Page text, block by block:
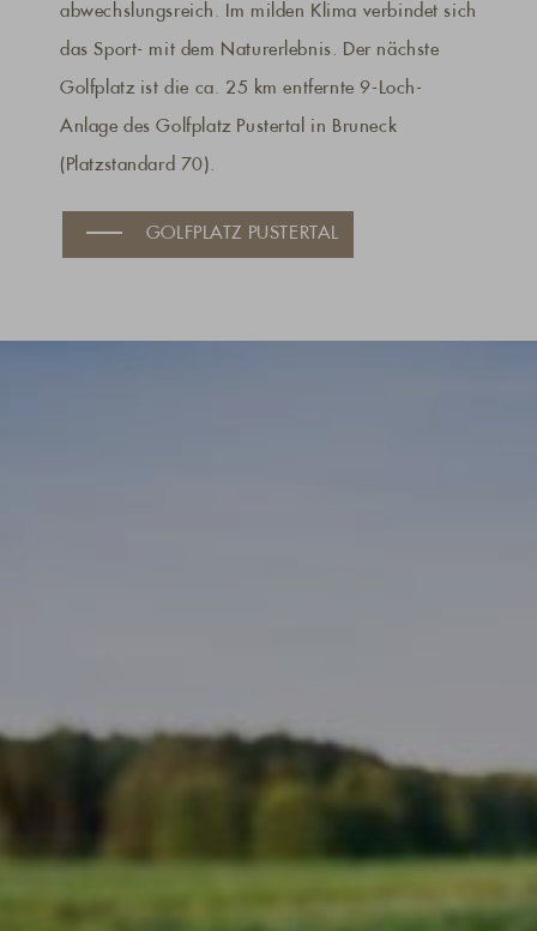
abwechslungsreich. Im milden Klima verbindet sich
das Sport- mit dem Naturerlebnis. Der nächste
Golfplatz ist die ca. 25 km entfernte 9-Loch-
Anlage des Golfplatz Pustertal in Bruneck
(Platzstandard 70).
GOLFPLATZ PUSTERTAL